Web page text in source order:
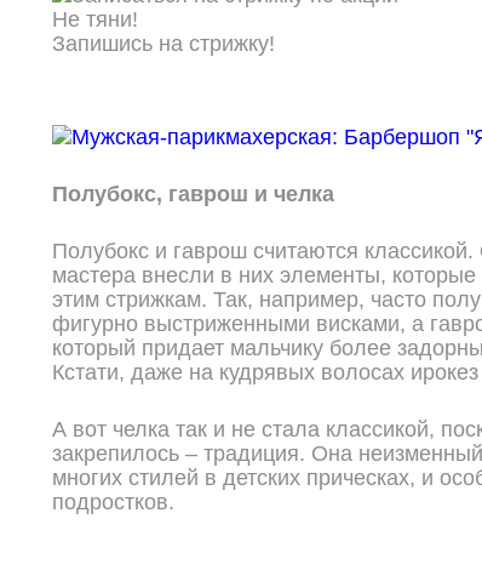
Не тяни!
Запишись на стрижку!
Полубокс, гаврош и челка
Полубокс и гаврош считаются
мастера внесли в них элементы, которые
этим стрижкам. Так, например, часто
фигурно выстриженными висками, а
который придает мальчику более
Кстати, даже на кудрявых волосах
А вот челка так и не стала классикой,
закрепилось – традиция. Она
многих стилей в детских прическах, и
подростков.